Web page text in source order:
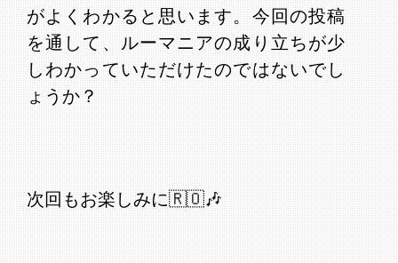
がよくわかると思います。今回の投稿
を通して、ルーマニアの成り立ちが少
しわかっていただけたのではないでし
ょうか？
次回もお楽しみに🇷🇴🎶